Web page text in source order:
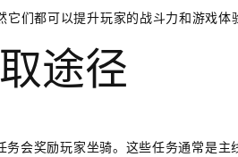
们都可以提升玩家的战斗力和游戏体
途径
务会奖励玩家坐骑。这些任务通常是